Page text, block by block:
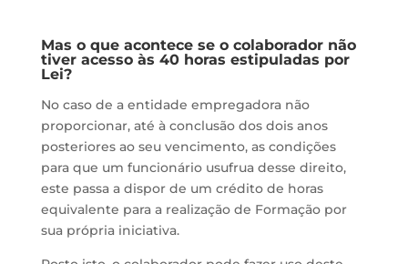
Mas o que acontece se o colaborador não
tiver acesso às 40 horas estipuladas por
Lei?
No caso de a entidade empregadora não
proporcionar, até à conclusão dos dois anos
posteriores ao seu vencimento, as condições
para que um funcionário usufrua desse direito,
este passa a dispor de um crédito de horas
equivalente para a realização de Formação por
sua própria iniciativa.